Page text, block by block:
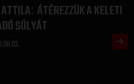
: ÁTÉREZZÜK A KELETI
SÚLYÁT